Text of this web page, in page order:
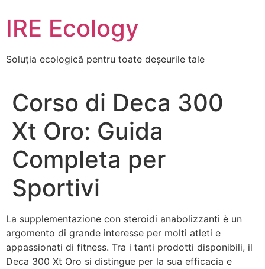
to
content
IRE Ecology
Soluția ecologică pentru toate deșeurile tale
Corso di Deca 300
Xt Oro: Guida
Completa per
Sportivi
La supplementazione con steroidi anabolizzanti è un
argomento di grande interesse per molti atleti e
appassionati di fitness. Tra i tanti prodotti disponibili, il
Deca 300 Xt Oro si distingue per la sua efficacia e